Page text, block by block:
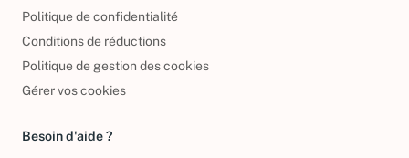
Politique de confidentialité
Conditions de réductions
Politique de gestion des cookies
Gérer vos cookies
Besoin d'aide ?